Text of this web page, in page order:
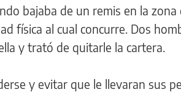
bajaba de un remis en la
física al cual concurre. Dos
y trató de quitarle la cartera.
y evitar que le llevaran sus